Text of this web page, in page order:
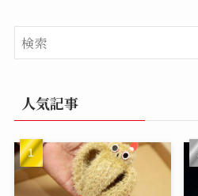
人気記事